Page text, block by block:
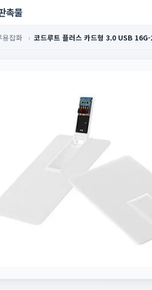
촉물
용잡화 › 코드루트 플러스 카드형 3.0 USB